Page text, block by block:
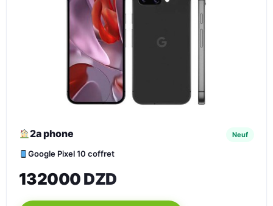
2a phone Neuf
Google Pixel 10 coffret
132000 DZD